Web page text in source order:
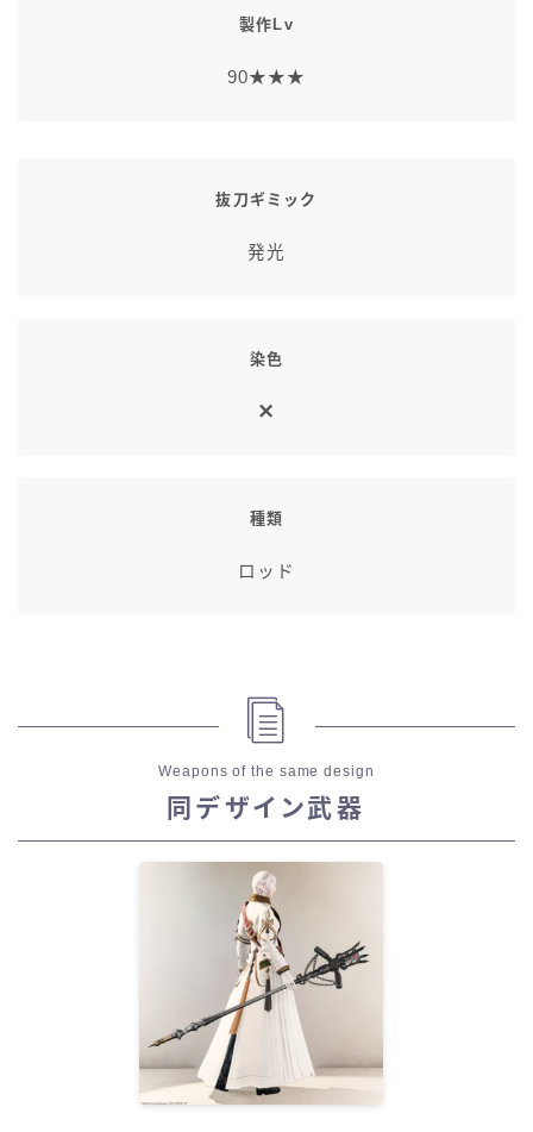
製作Lv
90★★★
抜刀ギミック
発光
染色
種類
ロッド
Weapons of the same design
同デザイン武器